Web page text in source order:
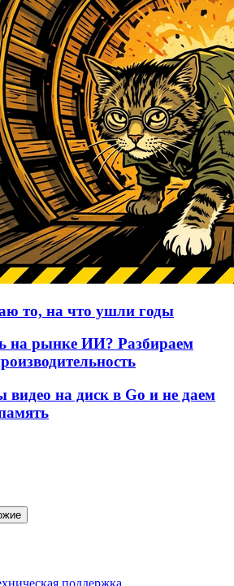
то, на что ушли годы
на рынке ИИ? Разбираем
на диск в Go и не даем
поддержка